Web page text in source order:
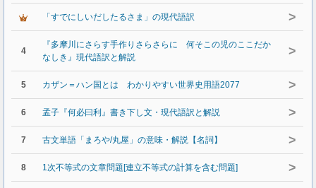
「すでにしいだしたるさま」の現代語訳 >
4
『多摩川にさらす手作りさらさらに 何そこの児のここだか
なしき』現代語訳と解説
>
5 カザン＝ハン国とは わかりやすい世界史用語2077 >
6 孟子『何必曰利』書き下し文・現代語訳と解説 >
7 古文単語「まろや/丸屋」の意味・解説【名詞】 >
8 1次不等式の文章問題[連立不等式の計算を含む問題] >